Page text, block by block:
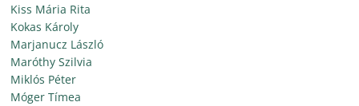
Kiss Mária Rita
Kokas Károly
Marjanucz László
Maróthy Szilvia
Miklós Péter
Móger Tímea